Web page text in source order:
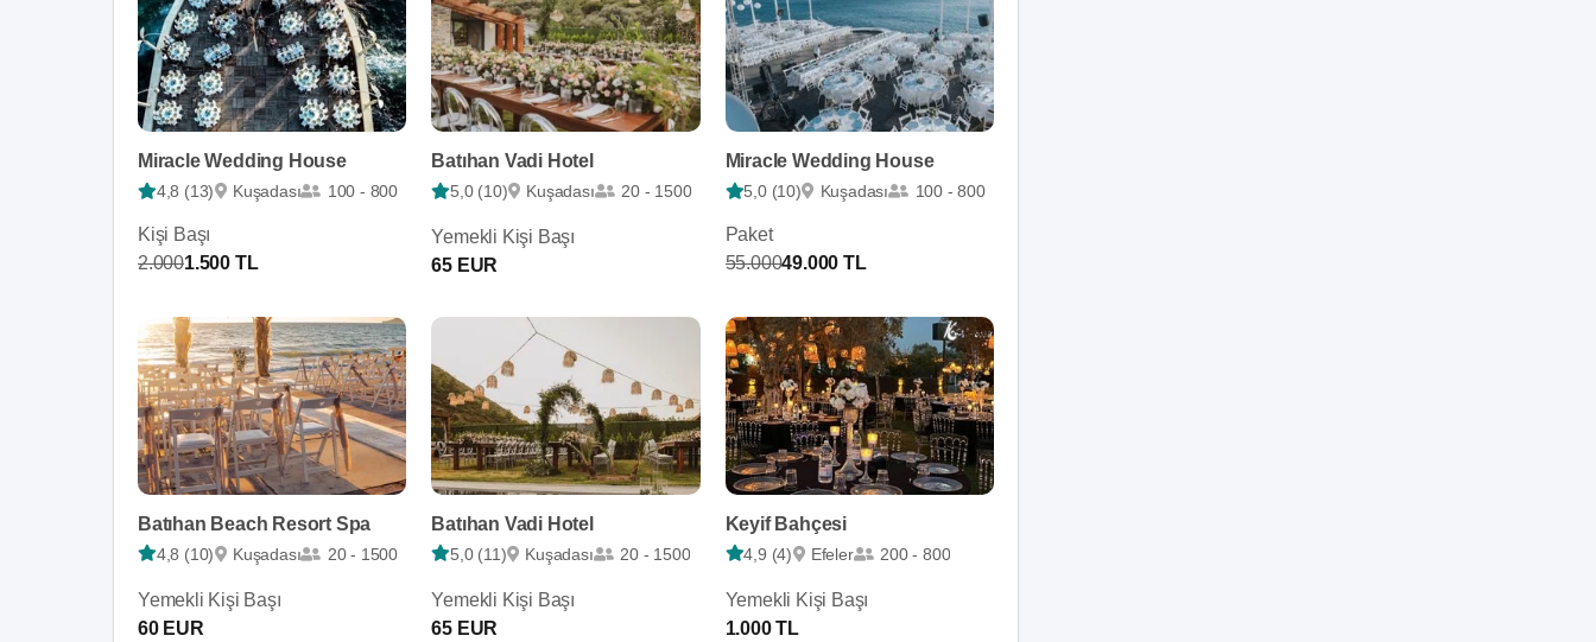
Miracle Wedding House
4,8 (13) Kuşadası 100 - 800
Kişi Başı
2.0001.500 TL
Batıhan Vadi Hotel
5,0 (10) Kuşadası 20 - 1500
Yemekli Kişi Başı
65 EUR
Miracle Wedding House
5,0 (10) Kuşadası 100 - 800
Paket
55.00049.000 TL
Batıhan Beach Resort Spa
4,8 (10) Kuşadası 20 - 1500
Yemekli Kişi Başı
60 EUR
Batıhan Vadi Hotel
5,0 (11) Kuşadası 20 - 1500
Yemekli Kişi Başı
65 EUR
Keyif Bahçesi
4,9 (4) Efeler 200 - 800
Yemekli Kişi Başı
1.000 TL